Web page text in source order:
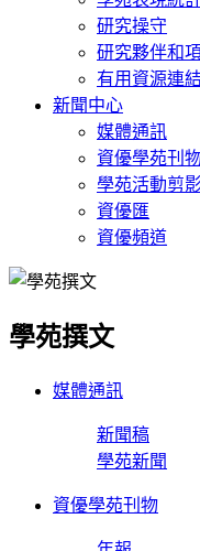
研究操守
研究夥伴和
有用資源連
新聞中心
媒體通訊
資優學苑刊
學苑活動剪
資優匯
資優頻道
學苑撰文
媒體通訊
新聞稿
學苑新聞
資優學苑刊物